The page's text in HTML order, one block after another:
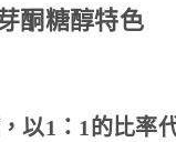
酮糖醇特色
以1：1的比率